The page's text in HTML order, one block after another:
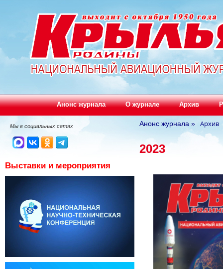
Анонс журнала О журнале Архив
Мы в социальных сетях
Выставки и мероприятия
Анонс журнала » Архив
2023